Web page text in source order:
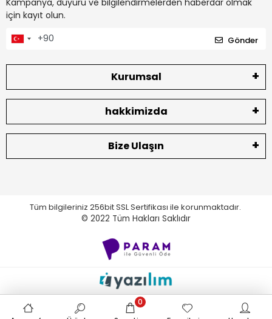
Kampanya, duyuru ve bilgilendirmelerden haberdar olmak
için kayıt olun.
Gönder
Kurumsal
hakkimizda
Bize Ulaşın
Tüm bilgileriniz 256bit SSL Sertifikası ile korunmaktadır.
© 2022 Tüm Hakları Saklıdır
0